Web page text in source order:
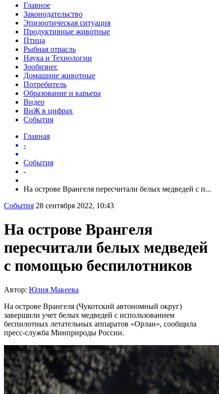
Главное
Законодательство
Эпизоотическая ситуация
Продуктивные животные
Птица
Рыбная отрасль
Наука и Технологии
Зообизнес
Домашние животные
Потребитель
Образование и карьера
Видео
ВиЖ в цифрах
События
Главная
-
События
-
На острове Врангеля пересчитали белых медведей с п...
События 28 сентября 2022, 10:43
На острове Врангеля
пересчитали белых медведей
с помощью беспилотников
Автор: Юлия Макеева
На острове Врангеля (Чукотский автономный округ)
завершили учет белых медведей с использованием
беспилотных летательных аппаратов «Орлан», сообщила
пресс-служба Минприроды России.